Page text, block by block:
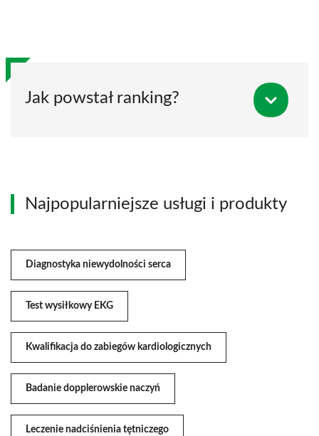
Jak powstał ranking?
Najpopularniejsze usługi i produkty
Diagnostyka niewydolności serca
Test wysiłkowy EKG
Kwalifikacja do zabiegów kardiologicznych
Badanie dopplerowskie naczyń
Leczenie nadciśnienia tętniczego